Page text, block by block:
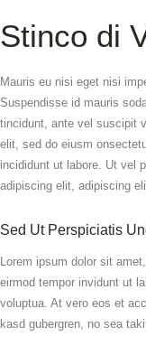
Stinco di
Mauris eu nisi eget nisi
Suspendisse id mauris
tincidunt, ante vel suscipit
elit, sed do eiusm
incididunt ut labore. Ut vel
adipiscing elit, adipiscing
Sed Ut Perspiciatis
Lorem ipsum dolor sit
eirmod tempor invidunt ut
voluptua. At vero eos et
kasd gubergren, no sea